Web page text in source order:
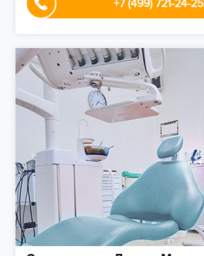
+7 (499) 721-24-25